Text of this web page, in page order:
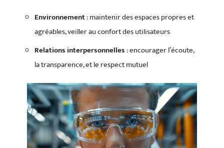
Environnement: maintenir des espaces propres et
agréables, veiller au confort des utilisateurs
Relations interpersonnelles: encourager l’écoute,
la transparence, et le respect mutuel